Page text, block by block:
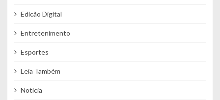
Edicão Digital
Entretenimento
Esportes
Leia Também
Notícia